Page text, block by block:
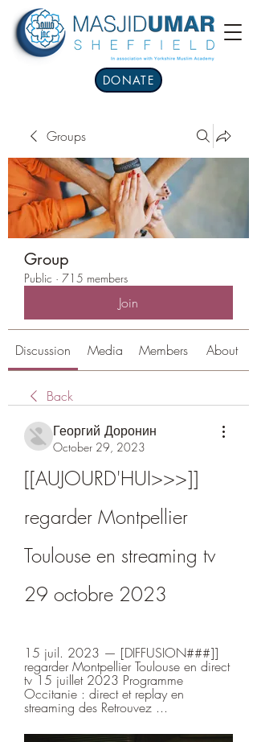
DONATE
Groups
Group
Public · 715 members
Join
Discussion Media Members About
Back
Георгий Доронин
October 29, 2023
[[AUJOURD'HUI>>>]]
regarder Montpellier
Toulouse en streaming tv
29 octobre 2023
15 juil. 2023 — [DIFFUSION###]]
regarder Montpellier Toulouse en direct
tv 15 juillet 2023 Programme
Occitanie : direct et replay en
streaming des Retrouvez ...